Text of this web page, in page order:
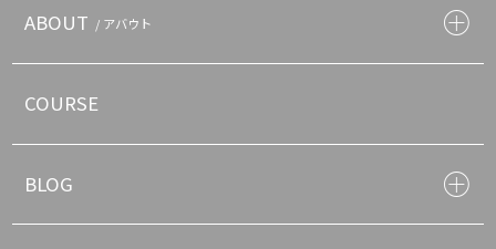
ABOUT / アバウト
COURSE
BLOG